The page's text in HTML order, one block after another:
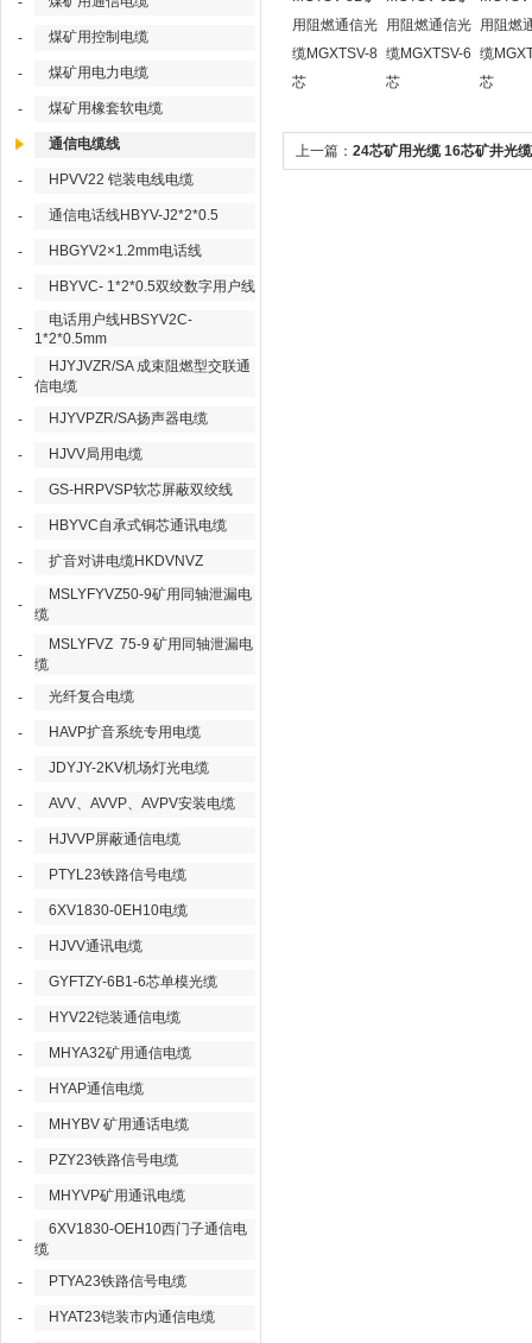
- 煤矿用控制电缆
- 煤矿用电力电缆
- 煤矿用橡套软电缆
通信电缆线
- HPVV22 铠装电线电缆
- 通信电话线HBYV-J2*2*0.5
- HBGYV2×1.2mm电话线
- HBYVC- 1*2*0.5双绞数字用户线
-
电话用户线HBSYV2C-
1*2*0.5mm
-
HJYJVZR/SA 成束阻燃型交联通
信电缆
-
HJYVPZR/SA扬声器电缆
- HJVV局用电缆
- GS-HRPVSP软芯屏蔽双绞线
- HBYVC自承式铜芯通讯电缆
- 扩音对讲电缆HKDVNVZ
-
MSLYFYVZ50-9矿用同轴泄漏电
缆
-
MSLYFVZ 75-9 矿用同轴泄漏电
缆
-
光纤复合电缆
- HAVP扩音系统专用电缆
- JDYJY-2KV机场灯光电缆
- AVV、AVVP、AVPV安装电缆
- HJVVP屏蔽通信电缆
- PTYL23铁路信号电缆
- 6XV1830-0EH10电缆
- HJVV通讯电缆
- GYFTZY-6B1-6芯单模光缆
- HYV22铠装通信电缆
- MHYA32矿用通信电缆
- HYAP通信电缆
- MHYBV 矿用通话电缆
- PZY23铁路信号电缆
- MHYVP矿用通讯电缆
-
6XV1830-OEH10西门子通信电
缆
-
PTYA23铁路信号电缆
- HYAT23铠装市内通信电缆
用阻燃通信光
缆MGXTSV-8
芯
用阻燃通信光
缆MGXTSV-6
芯
用阻燃
缆
芯
上一篇： 24芯矿用光缆 16芯矿井光缆